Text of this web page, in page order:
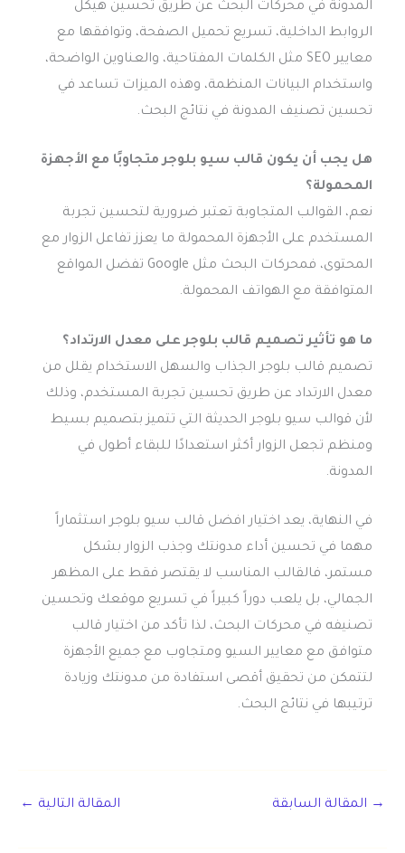
المدونة في محركات البحث عن طريق تحسين هيكل
الروابط الداخلية، تسريع تحميل الصفحة، وتوافقها مع
معايير SEO مثل الكلمات المفتاحية، والعناوين الواضحة،
واستخدام البيانات المنظمة، وهذه الميزات تساعد في
تحسين تصنيف المدونة في نتائج البحث.
هل يجب أن يكون قالب سيو بلوجر متجاوبًا مع الأجهزة
المحمولة؟
نعم، القوالب المتجاوبة تعتبر ضرورية لتحسين تجربة
المستخدم على الأجهزة المحمولة ما يعزز تفاعل الزوار مع
المحتوى، فمحركات البحث مثل Google تفضل المواقع
المتوافقة مع الهواتف المحمولة.
ما هو تأثير تصميم قالب بلوجر على معدل الارتداد؟
تصميم قالب بلوجر الجذاب والسهل الاستخدام يقلل من
معدل الارتداد عن طريق تحسين تجربة المستخدم، وذلك
لأن قوالب سيو بلوجر الحديثة التي تتميز بتصميم بسيط
ومنظم تجعل الزوار أكثر استعدادًا للبقاء أطول في
المدونة.
في النهاية، يعد اختيار افضل قالب سيو بلوجر استثماراً
مهما في تحسين أداء مدونتك وجذب الزوار بشكل
مستمر، فالقالب المناسب لا يقتصر فقط على المظهر
الجمالي، بل يلعب دوراً كبيراً في تسريع موقعك وتحسين
تصنيفه في محركات البحث، لذا تأكد من اختيار قالب
متوافق مع معايير السيو ومتجاوب مع جميع الأجهزة
لتتمكن من تحقيق أقصى استفادة من مدونتك وزيادة
ترتيبها في نتائج البحث.
→ المقالة السابقة المقالة التالية ←